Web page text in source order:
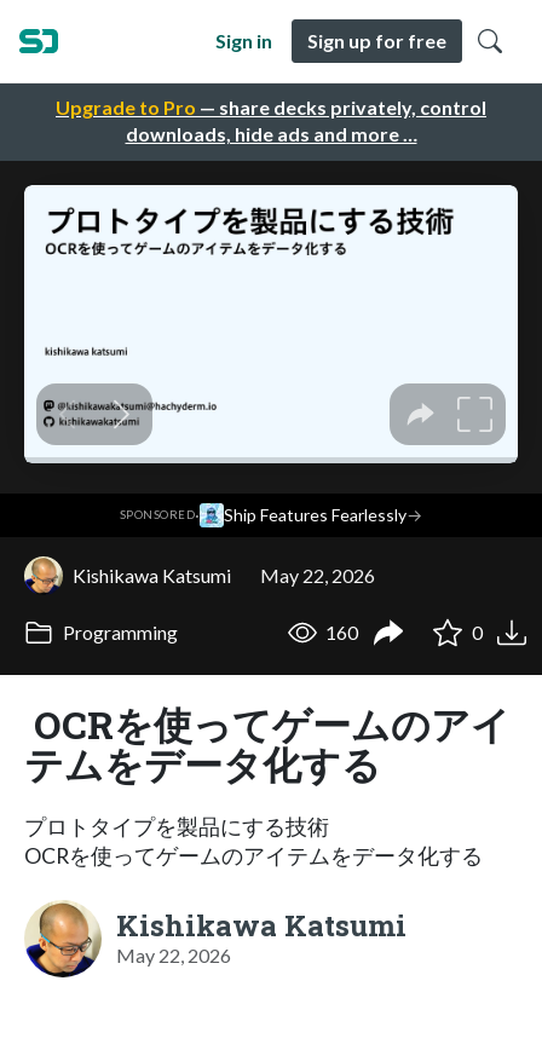
Upgrade to Pro — share decks privately, control
downloads, hide ads and more …
Sign in Sign up for free
SPONSORED· Ship Features Fearlessly→
Kishikawa Katsumi May 22, 2026
Programming 160 0
OCRを使ってゲームのアイ
テムをデータ化する
プロトタイプを製品にする技術
OCRを使ってゲームのアイテムをデータ化する
Kishikawa Katsumi
May 22, 2026